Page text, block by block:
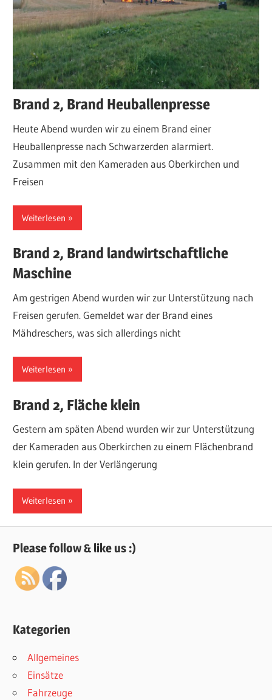
über
Einsätze,
Fahrzeuge,
Termine
und
sonstige
Aktivitäten.
Brand 2, Brand Heuballenpresse
Heute Abend wurden wir zu einem Brand einer
Heuballenpresse nach Schwarzerden alarmiert.
Zusammen mit den Kameraden aus Oberkirchen und
Freisen
Weiterlesen
Brand 2, Brand landwirtschaftliche
Maschine
Am gestrigen Abend wurden wir zur Unterstützung nach
Freisen gerufen. Gemeldet war der Brand eines
Mähdreschers, was sich allerdings nicht
Weiterlesen
Brand 2, Fläche klein
Gestern am späten Abend wurden wir zur Unterstützung
der Kameraden aus Oberkirchen zu einem Flächenbrand
klein gerufen. In der Verlängerung
Weiterlesen
Please follow & like us :)
Kategorien
Allgemeines
Einsätze
Fahrzeuge